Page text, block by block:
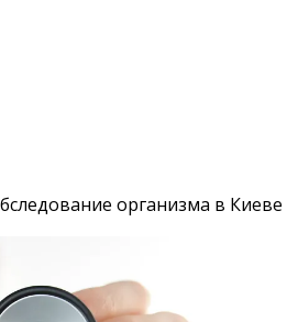
организма в Киеве